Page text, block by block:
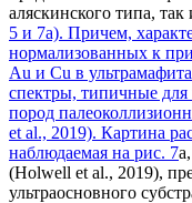
аляскинского типа,
5 и 7а). Причем,
нормализованных к
Au и Cu в
спектры, типичные
пород
et al., 2019). Картина
наблюдаемая на рис. 7
(Holwell et al., 2019),
ультраосновного